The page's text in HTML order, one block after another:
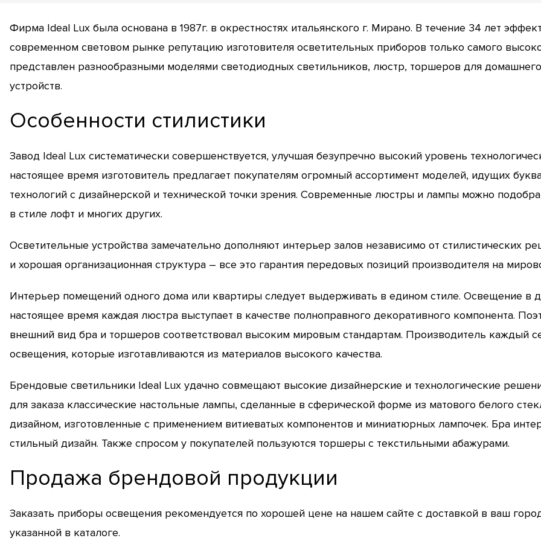
Фирма Ideal Lux была основана в 1987г. в окрестностях итальянского г. Мирано. В течение 34 лет
современном световом рынке репутацию изготовителя осветительных приборов только самого
представлен разнообразными моделями светодиодных светильников, люстр, торшеров для
устройств.
Особенности стилистики
Завод Ideal Lux систематически совершенствуется, улучшая безупречно высокий уровень
настоящее время изготовитель предлагает покупателям огромный ассортимент моделей, идущих
технологий с дизайнерской и технической точки зрения. Современные люстры и лампы можно
в стиле лофт и многих других.
Осветительные устройства замечательно дополняют интерьер залов независимо от стилистических
и хорошая организационная структура – все это гарантия передовых позиций производителя на
Интерьер помещений одного дома или квартиры следует выдерживать в едином стиле. Освещение в
настоящее время каждая люстра выступает в качестве полноправного декоративного компонента.
внешний вид бра и торшеров соответствовал высоким мировым стандартам. Производитель каждый
освещения, которые изготавливаются из материалов высокого качества.
Брендовые светильники Ideal Lux удачно совмещают высокие дизайнерские и технологические
для заказа классические настольные лампы, сделанные в сферической форме из матового белого
дизайном, изготовленные с применением витиеватых компонентов и миниатюрных лампочек. Бра
стильный дизайн. Также спросом у покупателей пользуются торшеры с текстильными абажурами.
Продажа брендовой продукции
Заказать приборы освещения рекомендуется по хорошей цене на нашем сайте с доставкой в ваш
указанной в каталоге.